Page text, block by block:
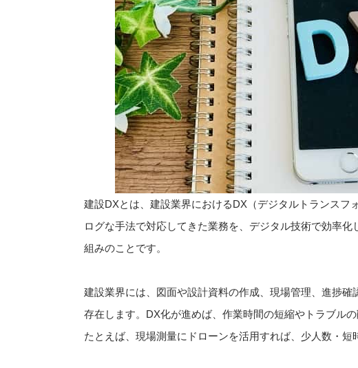
建設DXとは、建設業界におけるDX（デジタルトランスフ
ログな手法で対応してきた業務を、デジタル技術で効率
組みのことです。
建設業界には、図面や設計資料の作成、現場管理、進捗確
存在します。DX化が進めば、作業時間の短縮やトラブル
たとえば、現場測量にドローンを活用すれば、少人数・短